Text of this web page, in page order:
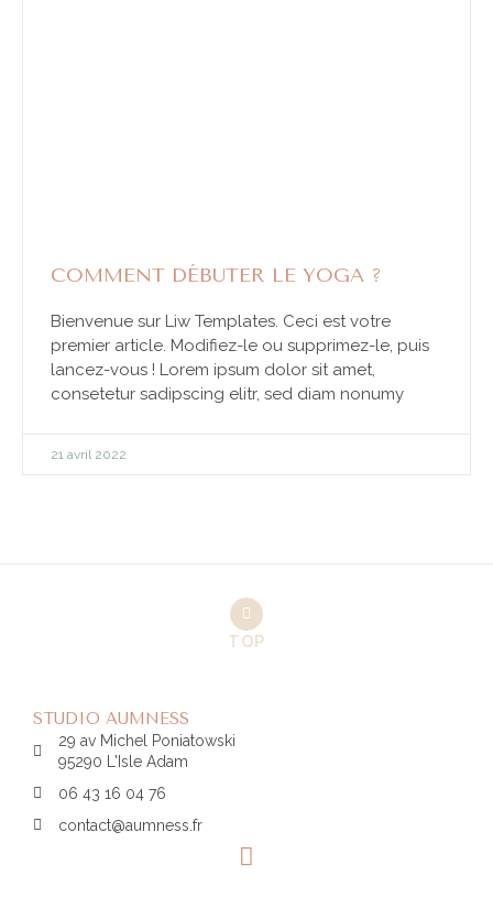
COMMENT DÉBUTER LE YOGA ?
Bienvenue sur Liw Templates. Ceci est votre
premier article. Modifiez-le ou supprimez-le, puis
lancez-vous ! Lorem ipsum dolor sit amet,
consetetur sadipscing elitr, sed diam nonumy
21 avril 2022
STUDIO AUMNESS
29 av Michel Poniatowski
95290 L'Isle Adam
06 43 16 04 76
contact@aumness.fr
TOP